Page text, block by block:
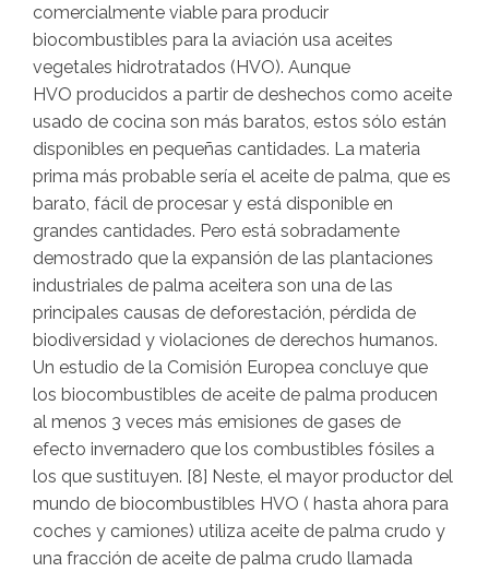
comercialmente viable para producir
biocombustibles para la aviación usa aceites
vegetales hidrotratados (HVO). Aunque
HVO producidos a partir de deshechos como aceite
usado de cocina son más baratos, estos sólo están
disponibles en pequeñas cantidades. La materia
prima más probable sería el aceite de palma, que es
barato, fácil de procesar y está disponible en
grandes cantidades. Pero está sobradamente
demostrado que la expansión de las plantaciones
industriales de palma aceitera son una de las
principales causas de deforestación, pérdida de
biodiversidad y violaciones de derechos humanos.
Un estudio de la Comisión Europea concluye que
los biocombustibles de aceite de palma producen
al menos 3 veces más emisiones de gases de
efecto invernadero que los combustibles fósiles a
los que sustituyen. [8] Neste, el mayor productor del
mundo de biocombustibles HVO ( hasta ahora para
coches y camiones) utiliza aceite de palma crudo y
una fracción de aceite de palma crudo llamada